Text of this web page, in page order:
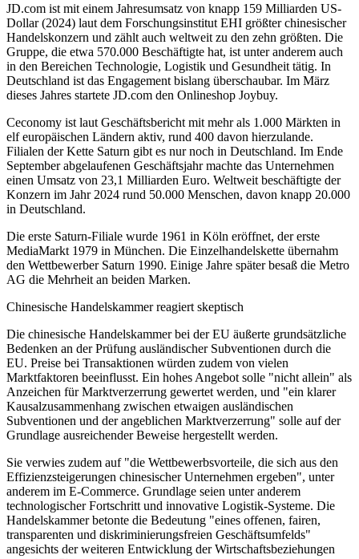
JD.com ist mit einem Jahresumsatz von knapp 159 Milliarden US-
Dollar (2024) laut dem Forschungsinstitut EHI größter chinesischer
Handelskonzern und zählt auch weltweit zu den zehn größten. Die
Gruppe, die etwa 570.000 Beschäftigte hat, ist unter anderem auch
in den Bereichen Technologie, Logistik und Gesundheit tätig. In
Deutschland ist das Engagement bislang überschaubar. Im März
dieses Jahres startete JD.com den Onlineshop Joybuy.
Ceconomy ist laut Geschäftsbericht mit mehr als 1.000 Märkten in
elf europäischen Ländern aktiv, rund 400 davon hierzulande.
Filialen der Kette Saturn gibt es nur noch in Deutschland. Im Ende
September abgelaufenen Geschäftsjahr machte das Unternehmen
einen Umsatz von 23,1 Milliarden Euro. Weltweit beschäftigte der
Konzern im Jahr 2024 rund 50.000 Menschen, davon knapp 20.000
in Deutschland.
Die erste Saturn-Filiale wurde 1961 in Köln eröffnet, der erste
MediaMarkt 1979 in München. Die Einzelhandelskette übernahm
den Wettbewerber Saturn 1990. Einige Jahre später besaß die Metro
AG die Mehrheit an beiden Marken.
Chinesische Handelskammer reagiert skeptisch
Die chinesische Handelskammer bei der EU äußerte grundsätzliche
Bedenken an der Prüfung ausländischer Subventionen durch die
EU. Preise bei Transaktionen würden zudem von vielen
Marktfaktoren beeinflusst. Ein hohes Angebot solle "nicht allein" als
Anzeichen für Marktverzerrung gewertet werden, und "ein klarer
Kausalzusammenhang zwischen etwaigen ausländischen
Subventionen und der angeblichen Marktverzerrung" solle auf der
Grundlage ausreichender Beweise hergestellt werden.
Sie verwies zudem auf "die Wettbewerbsvorteile, die sich aus den
Effizienzsteigerungen chinesischer Unternehmen ergeben", unter
anderem im E-Commerce. Grundlage seien unter anderem
technologischer Fortschritt und innovative Logistik-Systeme. Die
Handelskammer betonte die Bedeutung "eines offenen, fairen,
transparenten und diskriminierungsfreien Geschäftsumfelds"
angesichts der weiteren Entwicklung der Wirtschaftsbeziehungen